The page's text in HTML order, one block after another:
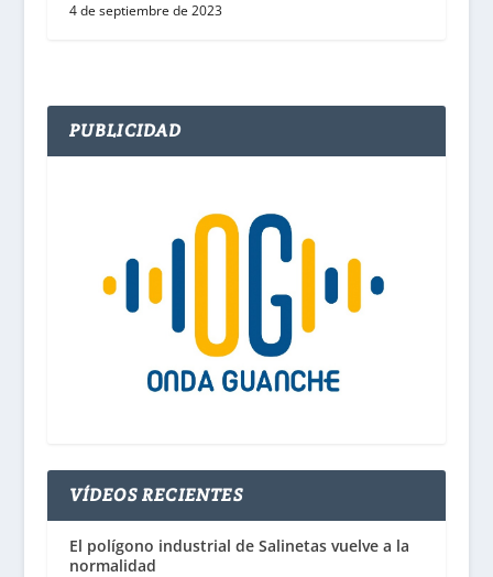
4 de septiembre de 2023
PUBLICIDAD
VÍDEOS RECIENTES
El polígono industrial de Salinetas vuelve a la
normalidad